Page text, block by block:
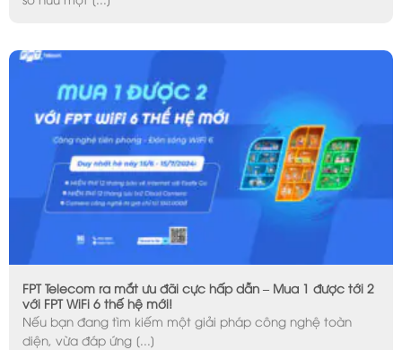
FPT Telecom ra mắt ưu đãi cực hấp dẫn – Mua 1 được tới 2
với FPT WiFi 6 thế hệ mới!
Nếu bạn đang tìm kiếm một giải pháp công nghệ toàn
diện, vừa đáp ứng [...]